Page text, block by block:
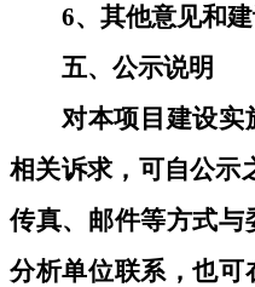
6、其他意见和建
五、公示说明
对本项目建设实
相关诉求，可自公示
传真、邮件等方式
分析单位联系，也